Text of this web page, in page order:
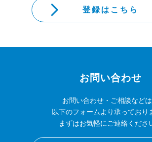
登録はこちら
お問い合わせ
お問い合わせ・ご相談などは
以下のフォームより承っており
まずはお気軽にご連絡くださ